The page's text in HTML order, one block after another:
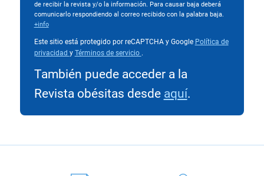
de recibir la revista y/o la información. Para causar baja deberá
comunicarlo respondiendo al correo recibido con la palabra baja.
+info
Este sitio está protegido por reCAPTCHA y Google Política de
privacidad y Términos de servicio .
También puede acceder a la
Revista obésitas desde aquí.